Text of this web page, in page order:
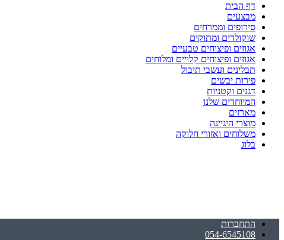
דף הבית
מבצעים
סירופים וממרחים
שוקולדים ומתוקים
אגוזים ופיצוחים טבעיים
אגוזים ופיצוחים קלויים ומלוחים
תבלינים ועשבי תיבול
פירות יבשים
דגנים וקטניות
המיוחדים שלנו
מארזים
מוצרי היגיינה
משלוחים ואזורי חלוקה
בלוג
התחברות
054-6545108